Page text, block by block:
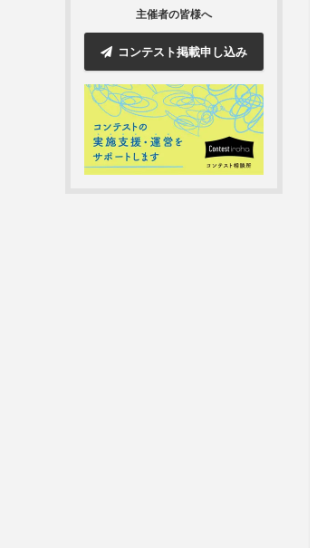
主催者の皆様へ
コンテスト掲載申し込み